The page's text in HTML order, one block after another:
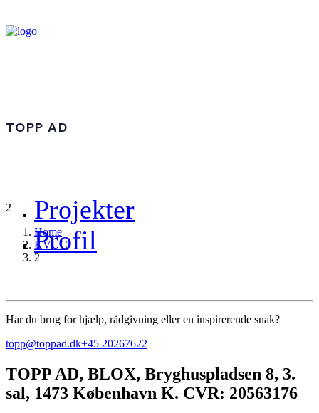
Projekter
Profil
TOPP AD
2
Home
KVUC
2
Har du brug for hjælp, rådgivning eller en inspirerende snak?
topp@toppad.dk+45 20267622
TOPP AD, BLOX, Bryghuspladsen 8, 3.
sal, 1473 København K. CVR: 20563176